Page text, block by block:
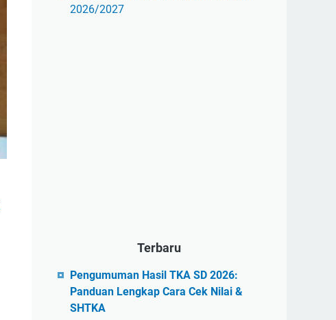
2026/2027
Terbaru
Pengumuman Hasil TKA SD 2026:
Panduan Lengkap Cara Cek Nilai &
SHTKA